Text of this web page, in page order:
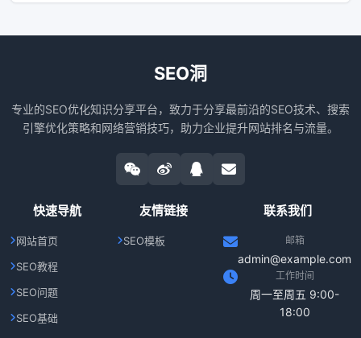
SEO洞
专业的SEO优化知识分享平台，致力于分享最前沿的SEO技术、搜索
引擎优化策略和网络营销技巧，助力企业提升网站排名与流量。
快速导航
网站首页
SEO教程
SEO问题
SEO基础
友情链接
SEO模板
联系我们
邮箱
admin@example.com
工作时间
周一至周五 9:00-
18:00